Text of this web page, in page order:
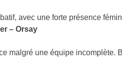
avec une forte présence
– Orsay
malgré une équipe incomplète.